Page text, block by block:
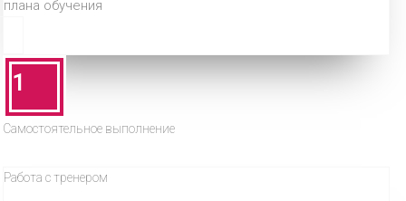
плана обучения
1
Самостоятельное выполнение
Работа с тренером